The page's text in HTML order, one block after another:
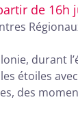
de 16h
durant
étoiles
des